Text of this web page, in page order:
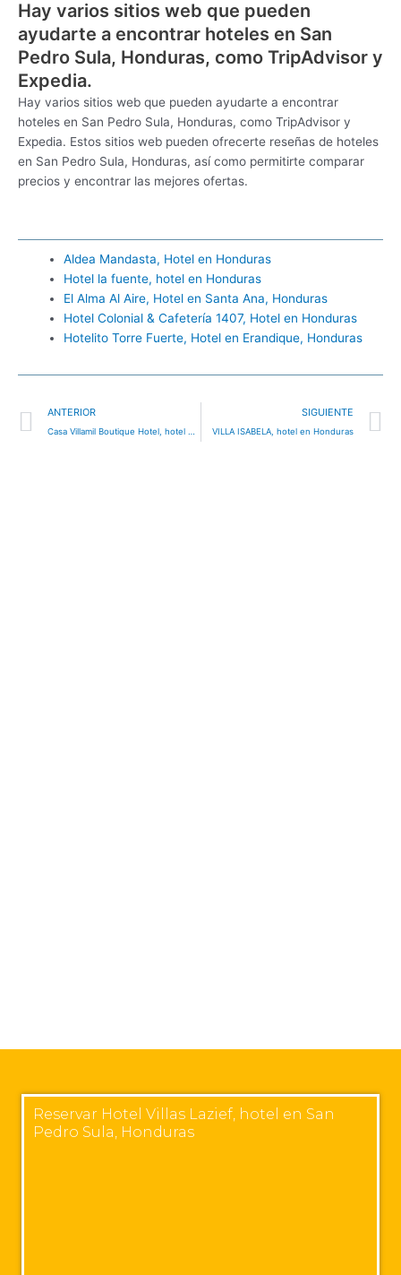
Hay varios sitios web que pueden
ayudarte a encontrar hoteles en San
Pedro Sula, Honduras, como TripAdvisor y
Expedia.
Hay varios sitios web que pueden ayudarte a encontrar
hoteles en San Pedro Sula, Honduras, como TripAdvisor y
Expedia. Estos sitios web pueden ofrecerte reseñas de hoteles
en San Pedro Sula, Honduras, así como permitirte comparar
precios y encontrar las mejores ofertas.
Aldea Mandasta, Hotel en Honduras
Hotel la fuente, hotel en Honduras
El Alma Al Aire, Hotel en Santa Ana, Honduras
Hotel Colonial & Cafetería 1407, Hotel en Honduras
Hotelito Torre Fuerte, Hotel en Erandique, Honduras
Ant
ANTERIOR
Casa Villamil Boutique Hotel, hotel en Copán Ruinas, Honduras
SIGUIENTE
VILLA ISABELA, hotel en Honduras
Reservar Hotel Villas Lazief, hotel en San
Pedro Sula, Honduras